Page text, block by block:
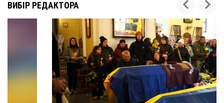
ВИБІР РЕДАКТОРА